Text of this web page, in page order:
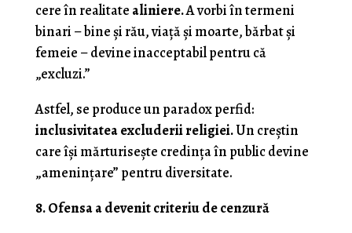
cere în realitate aliniere.A vorbi în termeni
binari – bine și rău, viață și moarte, bărbat și
femeie – devine inacceptabil pentru că
„excluzi.”
Astfel, se produce un paradox perfid:
inclusivitatea excluderii religiei.Un creștin
care își mărturisește credința în public devine
„amenințare” pentru diversitate.
8. Ofensa a devenit criteriu de cenzură